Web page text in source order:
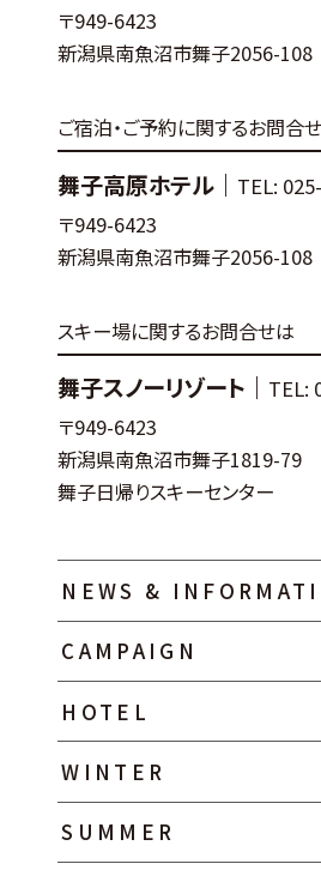
〒949-6423
新潟県南魚沼市舞子2056-108
ご宿泊・ご予約に関するお問合
舞子高原ホテル｜ TEL:
〒949-6423
新潟県南魚沼市舞子2056-108
スキー場に関するお問合せは
舞子スノーリゾート｜ TEL:
〒949-6423
新潟県南魚沼市舞子1819-79
舞子日帰りスキーセンター
NEWS &
CAMPAIGN
HOTEL
WINTER
SUMMER